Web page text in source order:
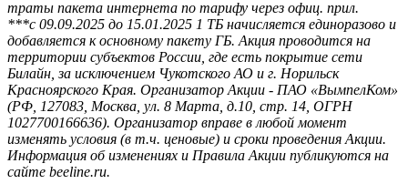
траты пакета интернета по тарифу через офиц. прил.
***с 09.09.2025 до 15.01.2025 1 ТБ начисляется единоразово и
добавляется к основному пакету ГБ. Акция проводится на
территории субъектов России, где есть покрытие сети
Билайн, за исключением Чукотского АО и г. Норильск
Красноярского Края. Организатор Акции - ПАО «ВымпелКом»
(РФ, 127083, Москва, ул. 8 Марта, д.10, стр. 14, ОГРН
1027700166636). Организатор вправе в любой момент
изменять условия (в т.ч. ценовые) и сроки проведения Акции.
Информация об изменениях и Правила Акции публикуются на
сайте beeline.ru.